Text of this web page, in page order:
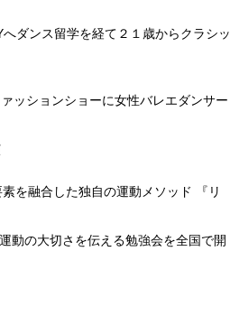
ダンス留学を経て２１歳からクラシッ
ッションショーに女性バレエダンサー
を融合した独自の運動メソッド 『リ
動の大切さを伝える勉強会を全国で開